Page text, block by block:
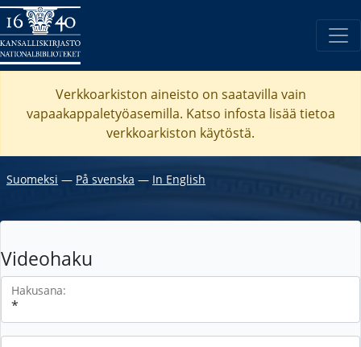
Verkkoarkiston aineisto on saatavilla vain
vapaakappaletyöasemilla. Katso infosta lisää tietoa
verkkoarkiston käytöstä.
Suomeksi ― På svenska ― In English
Videohaku
Hakusana: